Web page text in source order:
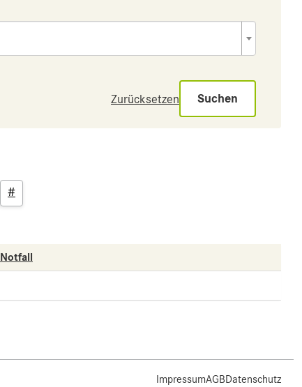
Zurücksetzen Suchen
#
Notfall
ImpressumAGBDatenschutz